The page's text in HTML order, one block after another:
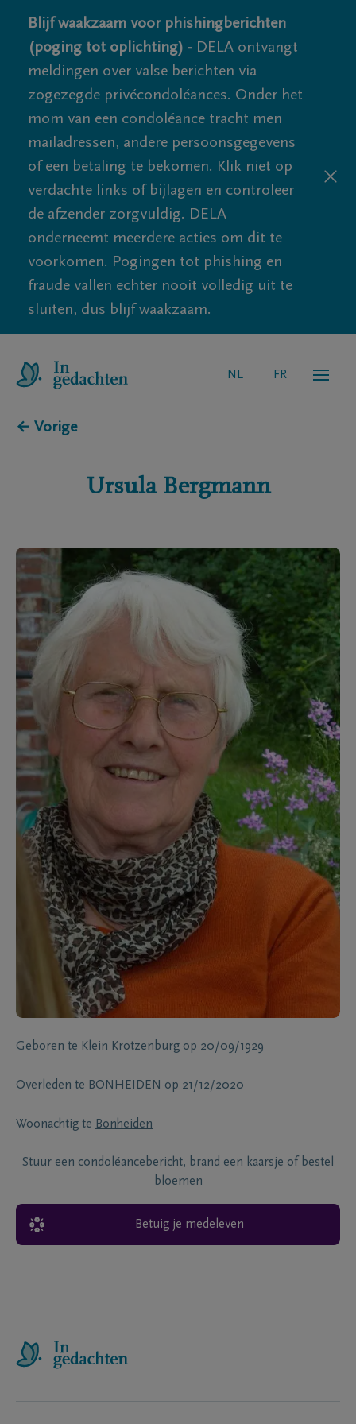
Blijf waakzaam voor phishingberichten
(poging tot oplichting) - DELA ontvangt
meldingen over valse berichten via
zogezegde privécondoléances. Onder het
mom van een condoléance tracht men
mailadressen, andere persoonsgegevens
of een betaling te bekomen. Klik niet op
verdachte links of bijlagen en controleer
de afzender zorgvuldig. DELA
onderneemt meerdere acties om dit te
voorkomen. Pogingen tot phishing en
fraude vallen echter nooit volledig uit te
sluiten, dus blijf waakzaam.
NL FR
← Vorige
Ursula Bergmann
Geboren te Klein Krotzenburg op 20/09/1929
Overleden te BONHEIDEN op 21/12/2020
Woonachtig te Bonheiden
Stuur een condoléancebericht, brand een kaarsje of bestel
bloemen
Betuig je medeleven